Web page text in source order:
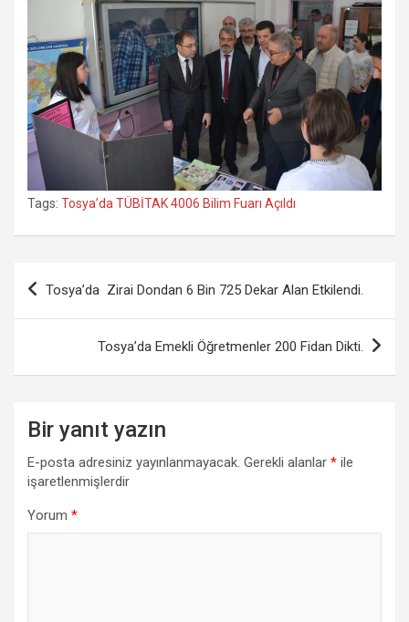
Tags: Tosya’da TÜBİTAK 4006 Bilim Fuarı Açıldı
Yazı
gezinmesi
Tosya’da Zirai Dondan 6 Bin 725 Dekar Alan Etkilendi.
Tosya’da Emekli Öğretmenler 200 Fidan Dikti.
Bir yanıt yazın
E-posta adresiniz yayınlanmayacak. Gerekli alanlar * ile
işaretlenmişlerdir
Yorum *